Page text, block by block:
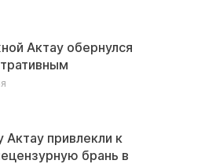
Актау обернулся
привлекли к
брань в